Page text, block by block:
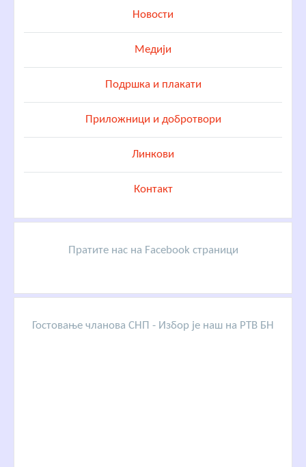
Новости
Медији
Подршка и плакати
Приложници и добротвори
Линкови
Контакт
Пратите нас на Facebook страници
Гостовање чланова СНП - Избор је наш на РТВ БН